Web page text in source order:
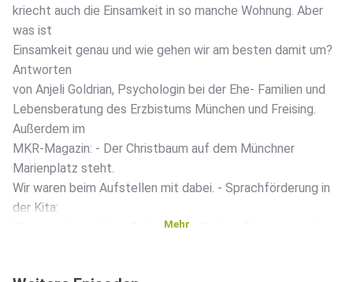
kriecht auch die Einsamkeit in so manche Wohnung. Aber
was ist
Einsamkeit genau und wie gehen wir am besten damit um?
Antworten
von Anjeli Goldrian, Psychologin bei der Ehe- Familien und
Lebensberatung des Erzbistums München und Freising.
Außerdem im
MKR-Magazin: - Der Christbaum auf dem Münchner
Marienplatz steht.
Wir waren beim Aufstellen mit dabei. - Sprachförderung in
der Kita:
Wann ist der richtige Zeitpunkt? - Gräber-Führung in und um
Mehr